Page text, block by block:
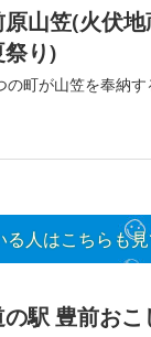
原山笠(火伏
祭り)
の町が山笠を奉納す
る人はこちらも
の駅 豊前おこ